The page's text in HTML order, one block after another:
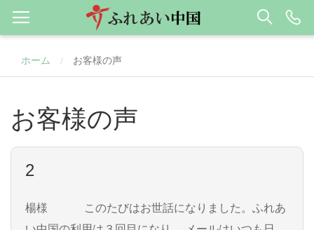
ホーム / お客様の声
お客様の声
2
楊様 このたびはお世話になりました。ふれあ